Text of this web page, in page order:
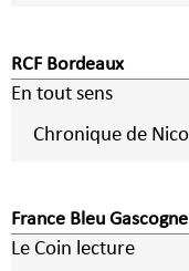
RCF Bordeaux
En tout sens
France Bleu Gascogne
Le Coin lecture